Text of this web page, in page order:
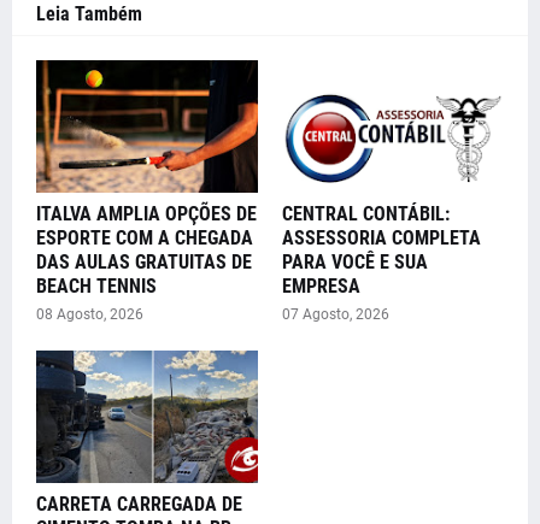
Leia Também
ITALVA AMPLIA OPÇÕES DE
ESPORTE COM A CHEGADA
DAS AULAS GRATUITAS DE
BEACH TENNIS
08 Agosto, 2026
CENTRAL CONTÁBIL:
ASSESSORIA COMPLETA
PARA VOCÊ E SUA
EMPRESA
07 Agosto, 2026
CARRETA CARREGADA DE